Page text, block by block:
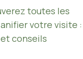
toutes les
votre visite :
conseils